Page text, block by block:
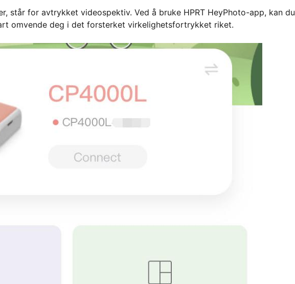
står for avtrykket videospektiv. Ved å bruke HPRT HeyPhoto-app, kan du
omvende deg i det forsterket virkelighetsfortrykket riket.